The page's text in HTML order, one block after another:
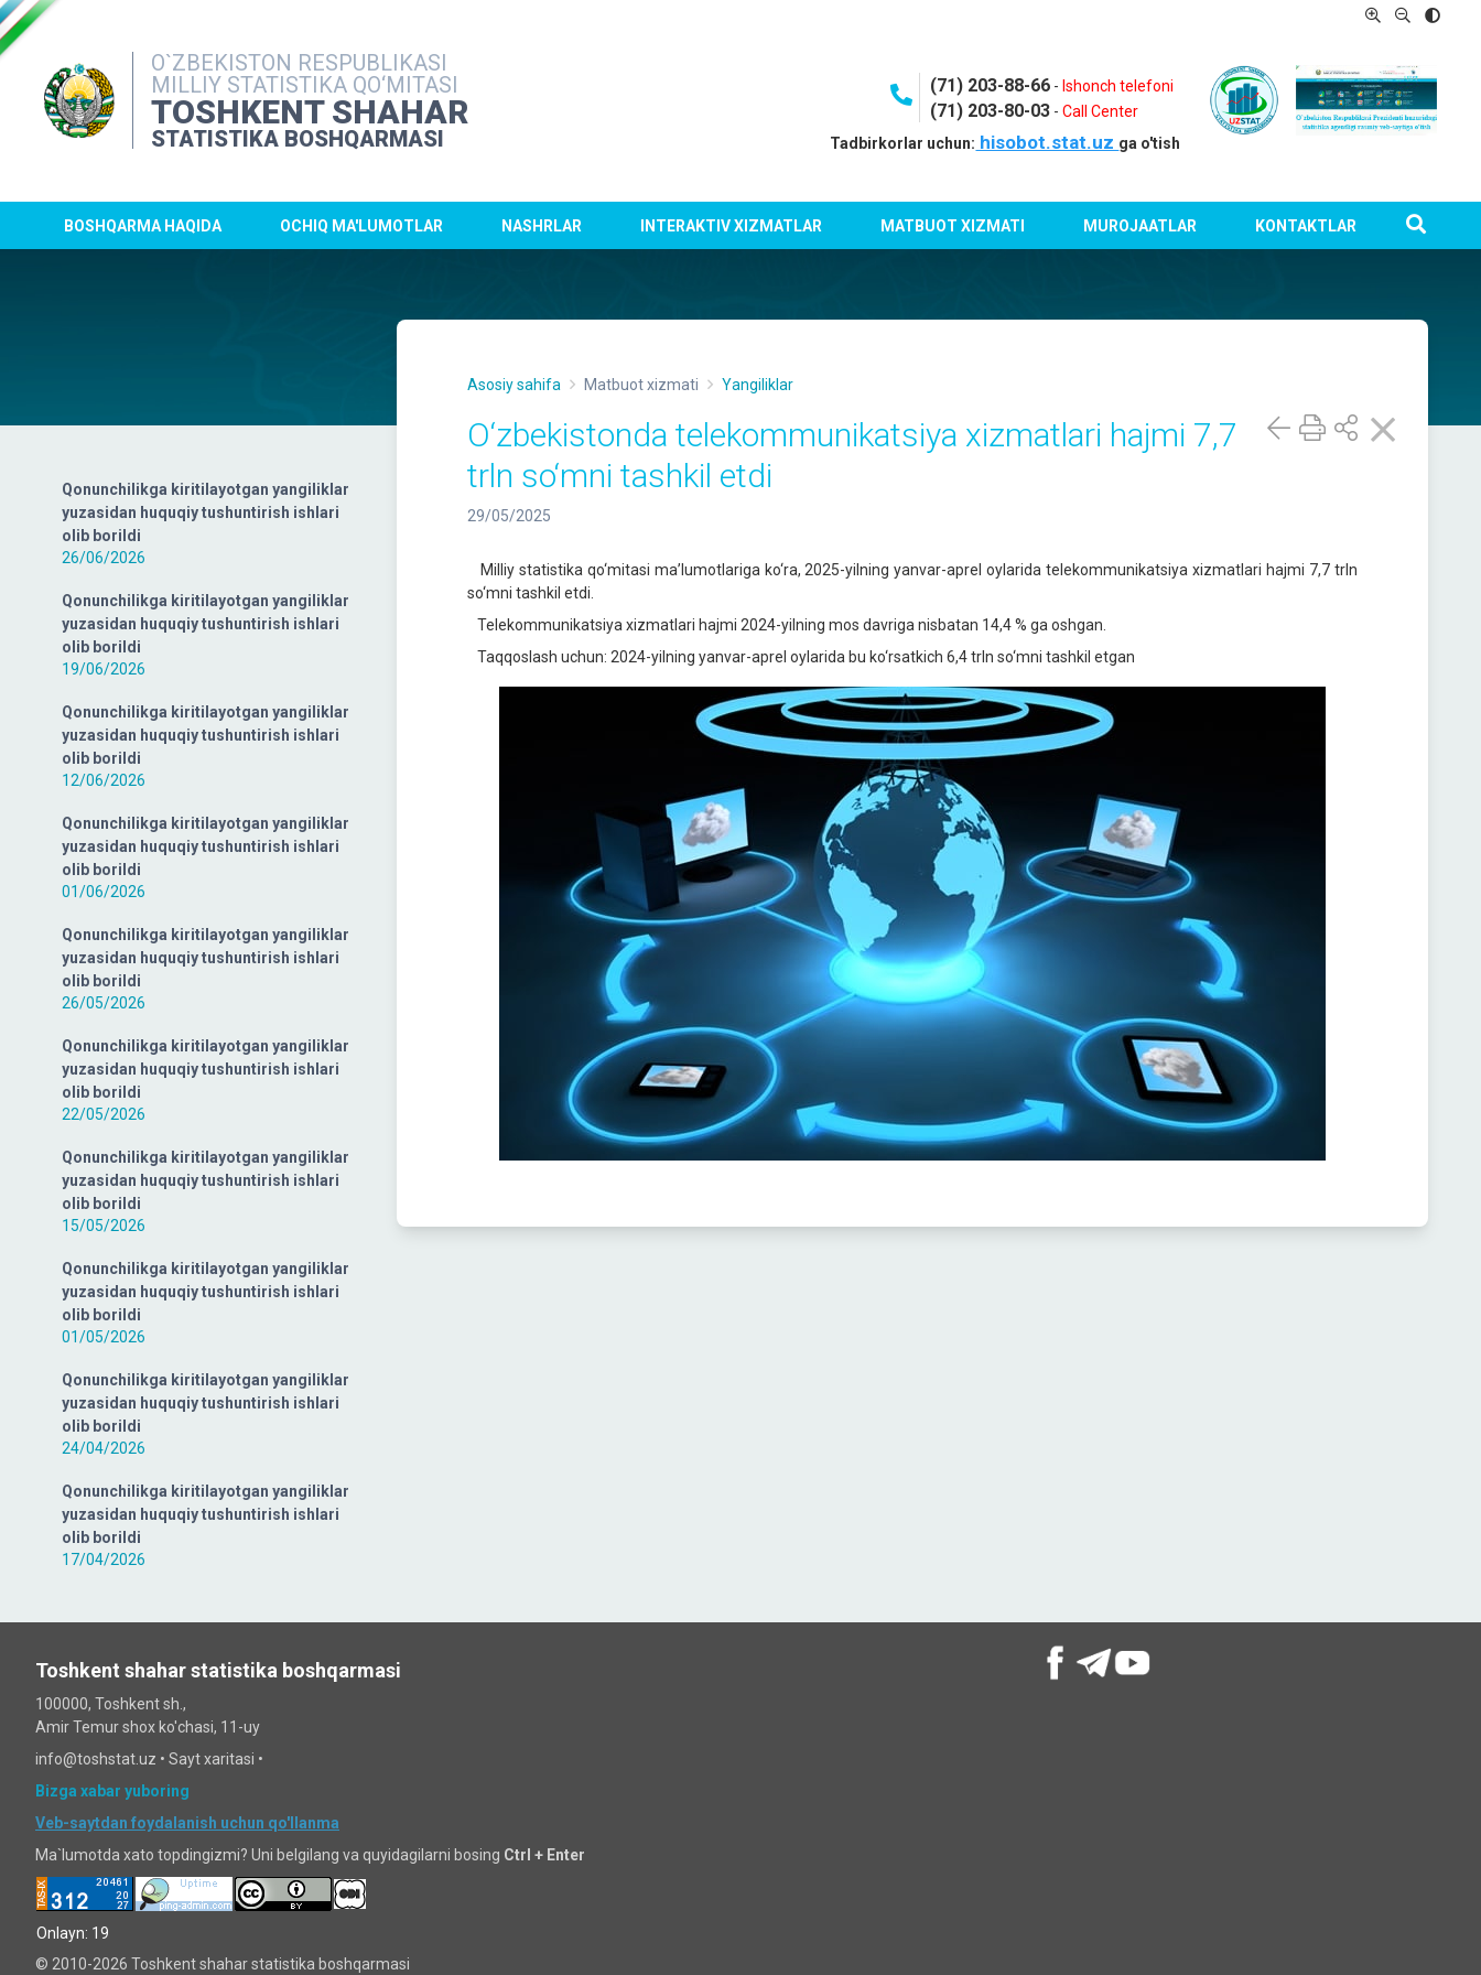
O`ZBEKISTON RESPUBLIKASI
MILLIY STATISTIKA QO‘MITASI
TOSHKENT SHAHAR
STATISTIKA BOSHQARMASI
(71) 203-88-66 - Ishonch telefoni
(71) 203-80-03 -Call Center
Tadbirkorlar uchun: hisobot.stat.uz ga o'tish
BOSHQARMA HAQIDA OCHIQ MA'LUMOTLAR NASHRLAR INTERAKTIV XIZMATLAR MATBUOT XIZMATI MUROJAATLAR KONTAKTLAR
Qonunchilikga kiritilayotgan yangiliklar
yuzasidan huquqiy tushuntirish ishlari
olib borildi
26/06/2026
Qonunchilikga kiritilayotgan yangiliklar
yuzasidan huquqiy tushuntirish ishlari
olib borildi
19/06/2026
Qonunchilikga kiritilayotgan yangiliklar
yuzasidan huquqiy tushuntirish ishlari
olib borildi
12/06/2026
Qonunchilikga kiritilayotgan yangiliklar
yuzasidan huquqiy tushuntirish ishlari
olib borildi
01/06/2026
Qonunchilikga kiritilayotgan yangiliklar
yuzasidan huquqiy tushuntirish ishlari
olib borildi
26/05/2026
Qonunchilikga kiritilayotgan yangiliklar
yuzasidan huquqiy tushuntirish ishlari
olib borildi
22/05/2026
Qonunchilikga kiritilayotgan yangiliklar
yuzasidan huquqiy tushuntirish ishlari
olib borildi
15/05/2026
Qonunchilikga kiritilayotgan yangiliklar
yuzasidan huquqiy tushuntirish ishlari
olib borildi
01/05/2026
Qonunchilikga kiritilayotgan yangiliklar
yuzasidan huquqiy tushuntirish ishlari
olib borildi
24/04/2026
Qonunchilikga kiritilayotgan yangiliklar
yuzasidan huquqiy tushuntirish ishlari
olib borildi
17/04/2026
Asosiy sahifa Matbuot xizmati Yangiliklar
O‘zbekistonda telekommunikatsiya xizmatlari hajmi 7,7
trln so‘mni tashkil etdi
29/05/2025
Milliy statistika qo‘mitasi ma’lumotlariga ko‘ra, 2025-yilning yanvar-aprel oylarida telekommunikatsiya xizmatlari hajmi 7,7 trln
so‘mni tashkil etdi.
Telekommunikatsiya xizmatlari hajmi 2024-yilning mos davriga nisbatan 14,4 % ga oshgan.
Taqqoslash uchun: 2024-yilning yanvar-aprel oylarida bu ko‘rsatkich 6,4 trln so‘mni tashkil etgan
Toshkent shahar statistika boshqarmasi
100000, Toshkent sh.,
Amir Temur shox ko'chasi, 11-uy
info@toshstat.uz • Sayt xaritasi •
Bizga xabar yuboring
Veb-saytdan foydalanish uchun qo'llanma
Ma`lumotda xato topdingizmi? Uni belgilang va quyidagilarni bosing Ctrl + Enter
Onlayn: 19
© 2010-2026 Toshkent shahar statistika boshqarmasi